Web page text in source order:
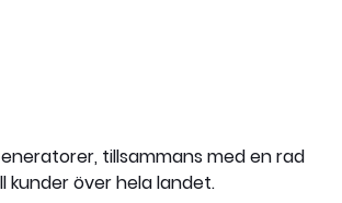
tillsammans med en rad
kunder över hela landet.